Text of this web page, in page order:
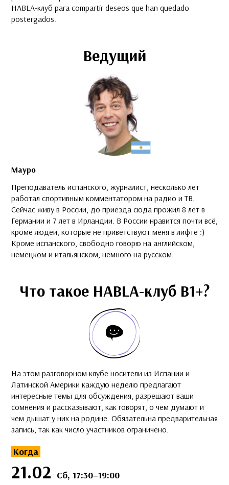
HABLA-клуб para compartir deseos que han quedado
postergados.
Ведущий
Мауро
Преподаватель испанского, журналист, несколько лет
работал спортивным комментатором на радио и ТВ.
Сейчас живу в России, до приезда сюда прожил 8 лет в
Германии и 7 лет в Ирландии. В России нравится почти всё,
кроме людей, которые не приветствуют меня в лифте :)
Кроме испанского, свободно говорю на английском,
немецком и итальянском, немного на русском.
Что такое HABLA-клуб B1+?
На этом разговорном клубе носители из Испании и
Латинской Америки каждую неделю предлагают
интересные темы для обсуждения, разрешают ваши
сомнения и рассказывают, как говорят, о чем думают и
чем дышат у них на родине. Обязательна предварительная
запись, так как число участников ограничено.
Когда
21.02 Сб, 17:30–19:00